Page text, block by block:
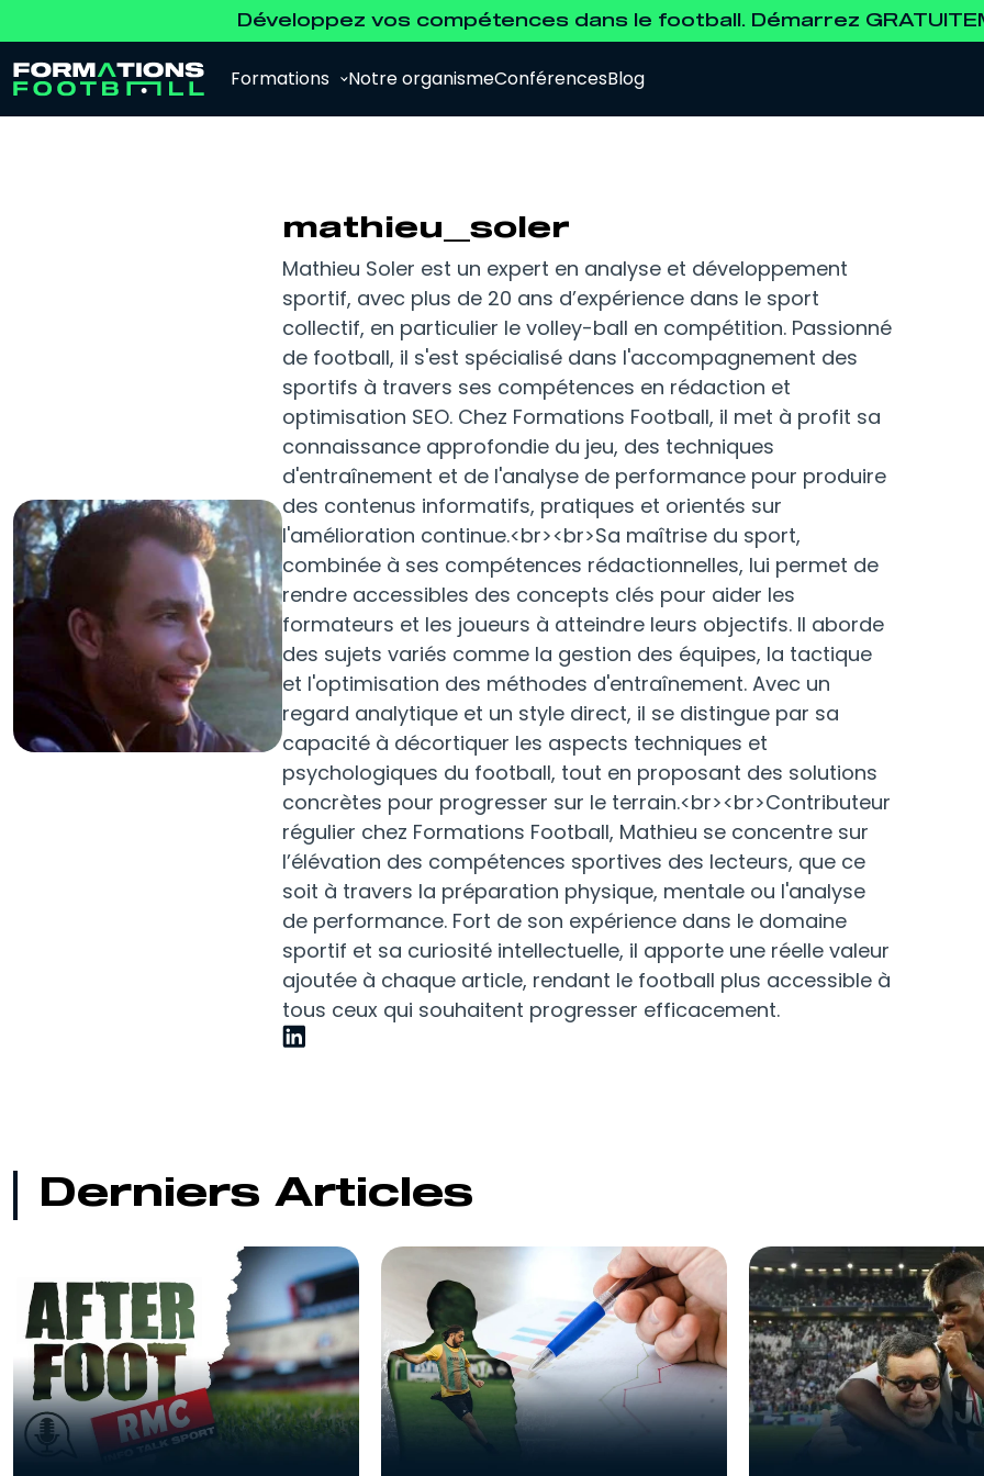
Développez vos compétences dans le football. Démarrez
Formations
Pour se former à l'analyse vidéo et à
Data Analyst
Pour se former à l'analyse de la data.
Pour se préparer à l'examen d'agent FFF.
Agent de Joueurs FIFA
Pour se préparer à l'examen d'agent FIFA.
Entraîneur
Pour se préparer au métier de coach et
d'éducateur.
Recruteur
Pour se former au scouting et au
recrutement.
Notre organismeConférencesBlog
mathieu_soler
Mathieu Soler est un expert en analyse et développement
sportif, avec plus de 20 ans d’expérience dans le sport
collectif, en particulier le volley-ball en compétition. Passionné
de football, il s'est spécialisé dans l'accompagnement des
sportifs à travers ses compétences en rédaction et
optimisation SEO. Chez Formations Football, il met à profit sa
connaissance approfondie du jeu, des techniques
d'entraînement et de l'analyse de performance pour produire
des contenus informatifs, pratiques et orientés sur
l'amélioration continue.<br><br>Sa maîtrise du sport,
combinée à ses compétences rédactionnelles, lui permet de
rendre accessibles des concepts clés pour aider les
formateurs et les joueurs à atteindre leurs objectifs. Il aborde
des sujets variés comme la gestion des équipes, la tactique
et l'optimisation des méthodes d'entraînement. Avec un
regard analytique et un style direct, il se distingue par sa
capacité à décortiquer les aspects techniques et
psychologiques du football, tout en proposant des solutions
concrètes pour progresser sur le terrain.<br><br>Contributeur
régulier chez Formations Football, Mathieu se concentre sur
l’élévation des compétences sportives des lecteurs, que ce
soit à travers la préparation physique, mentale ou l'analyse
de performance. Fort de son expérience dans le domaine
sportif et sa curiosité intellectuelle, il apporte une réelle valeur
ajoutée à chaque article, rendant le football plus accessible à
tous ceux qui souhaitent progresser efficacement.
Derniers Articles